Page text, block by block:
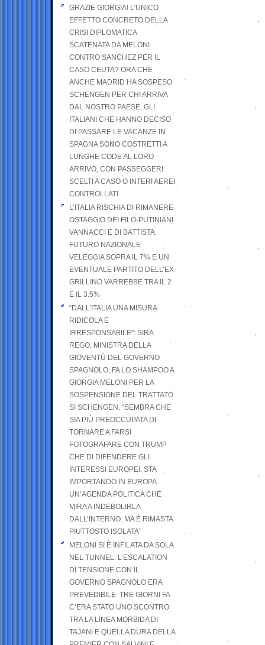
GRAZIE GIORGIA! L’UNICO
EFFETTO CONCRETO DELLA
CRISI DIPLOMATICA
SCATENATA DA MELONI
CONTRO SANCHEZ PER IL
CASO CEUTA? ORA CHE
ANCHE MADRID HA SOSPESO
SCHENGEN PER CHI ARRIVA
DAL NOSTRO PAESE, GLI
ITALIANI CHE HANNO DECISO
DI PASSARE LE VACANZE IN
SPAGNA SONO COSTRETTI A
LUNGHE CODE AL LORO
ARRIVO, CON PASSEGGERI
SCELTI A CASO O INTERI AEREI
CONTROLLATI
L’ITALIA RISCHIA DI RIMANERE
OSTAGGIO DEI FILO-PUTINIANI
VANNACCI E DI BATTISTA.
FUTURO NAZIONALE
VELEGGIA SOPRA IL 7% E UN
EVENTUALE PARTITO DELL’EX
GRILLINO VARREBBE TRA IL 2
E IL 3.5%
“DALL’ITALIA UNA MISURA
RIDICOLA E
IRRESPONSABILE”: SIRA
REGO, MINISTRA DELLA
GIOVENTÙ DEL GOVERNO
SPAGNOLO, FA LO SHAMPOO A
GIORGIA MELONI PER LA
SOSPENSIONE DEL TRATTATO
SI SCHENGEN: “SEMBRA CHE
SIA PIÙ PREOCCUPATA DI
TORNARE A FARSI
FOTOGRAFARE CON TRUMP
CHE DI DIFENDERE GLI
INTERESSI EUROPEI. STA
IMPORTANDO IN EUROPA
UN’AGENDA POLITICA CHE
MIRA A INDEBOLIRLA
DALL’INTERNO. MA È RIMASTA
PIUTTOSTO ISOLATA”
MELONI SI È INFILATA DA SOLA
NEL TUNNEL. L’ESCALATION
DI TENSIONE CON IL
GOVERNO SPAGNOLO ERA
PREVEDIBILE: TRE GIORNI FA
C’ERA STATO UNO SCONTRO
TRA LA LINEA MORBIDA DI
TAJANI E QUELLA DURA DELLA